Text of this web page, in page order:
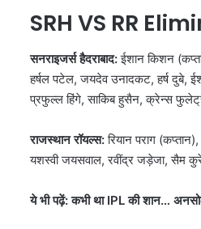
SRH VS RR
सनराइजर्स हैदराबाद:ईशान किशन
हर्षल पटेल, जयदेव उनादकट, हर्ष दुबे,
प्रफुल्ल हिंगे, साकिब हुसैन, क्रेन्स
राजस्थान रॉयल्स:रियान पराग
यशस्वी जयसवाल, रवींद्र जड़ेजा, सैम
ये भी पढ़ें: कभी था IPL की शान…